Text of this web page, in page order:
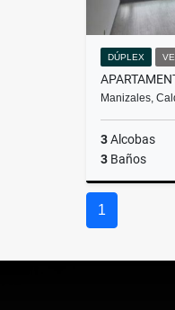
DÚPLEX
Manizales,
3Alcobas
3 Baños
1